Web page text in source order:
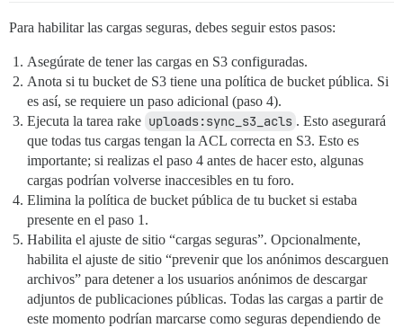
Para habilitar las cargas seguras, debes seguir estos pasos:
Asegúrate de tener las cargas en S3 configuradas.
Anota si tu bucket de S3 tiene una política de bucket pública. Si
es así, se requiere un paso adicional (paso 4).
Ejecuta la tarea rake uploads:sync_s3_acls . Esto asegurará
que todas tus cargas tengan la ACL correcta en S3. Esto es
importante; si realizas el paso 4 antes de hacer esto, algunas
cargas podrían volverse inaccesibles en tu foro.
Elimina la política de bucket pública de tu bucket si estaba
presente en el paso 1.
Habilita el ajuste de sitio “cargas seguras”. Opcionalmente,
habilita el ajuste de sitio “prevenir que los anónimos descarguen
archivos” para detener a los usuarios anónimos de descargar
adjuntos de publicaciones públicas. Todas las cargas a partir de
este momento podrían marcarse como seguras dependiendo de